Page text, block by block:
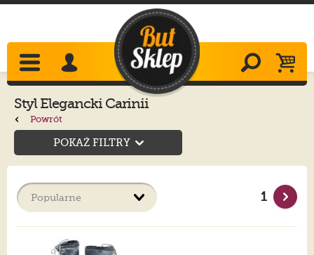
Styl Elegancki Carinii
Powrót
POKAŻ FILTRY
1